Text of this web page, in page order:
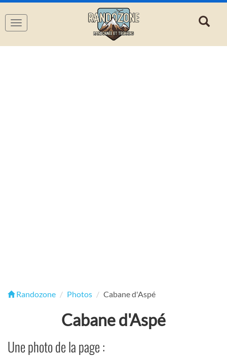
Navigation
Randozone Photos Cabane d'Aspé
Cabane d'Aspé
Une photo de la page :